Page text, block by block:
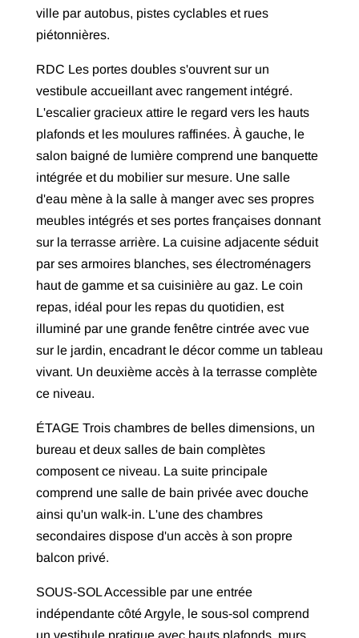
ville par autobus, pistes cyclables et rues
piétonnières.
RDC Les portes doubles s'ouvrent sur un
vestibule accueillant avec rangement intégré.
L'escalier gracieux attire le regard vers les hauts
plafonds et les moulures raffinées. À gauche, le
salon baigné de lumière comprend une banquette
intégrée et du mobilier sur mesure. Une salle
d'eau mène à la salle à manger avec ses propres
meubles intégrés et ses portes françaises donnant
sur la terrasse arrière. La cuisine adjacente séduit
par ses armoires blanches, ses électroménagers
haut de gamme et sa cuisinière au gaz. Le coin
repas, idéal pour les repas du quotidien, est
illuminé par une grande fenêtre cintrée avec vue
sur le jardin, encadrant le décor comme un tableau
vivant. Un deuxième accès à la terrasse complète
ce niveau.
ÉTAGE Trois chambres de belles dimensions, un
bureau et deux salles de bain complètes
composent ce niveau. La suite principale
comprend une salle de bain privée avec douche
ainsi qu'un walk-in. L'une des chambres
secondaires dispose d'un accès à son propre
balcon privé.
SOUS-SOL Accessible par une entrée
indépendante côté Argyle, le sous-sol comprend